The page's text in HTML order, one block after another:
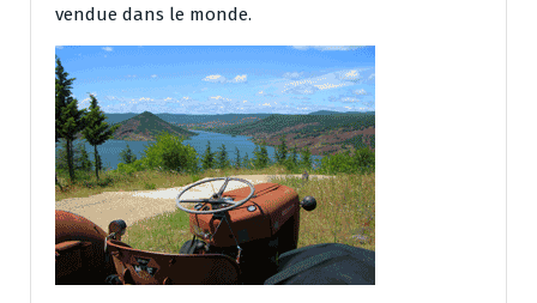
vendue dans le monde.